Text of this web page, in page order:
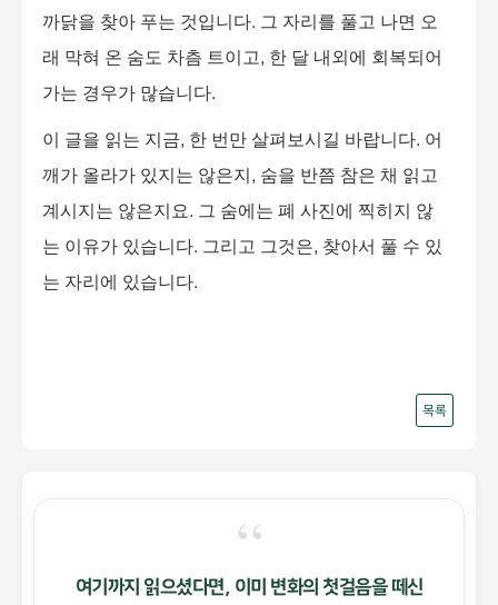
까닭을 찾아 푸는 것입니다. 그 자리를 풀고 나면 오
래 막혀 온 숨도 차츰 트이고, 한 달 내외에 회복되어
가는 경우가 많습니다.
이 글을 읽는 지금, 한 번만 살펴보시길 바랍니다. 어
깨가 올라가 있지는 않은지 , 숨을 반쯤 참은 채 읽고
계시지는 않은지요. 그 숨에는 폐 사진에 찍히지 않
는 이유가 있습니다. 그리고 그것은, 찾아서 풀 수 있
는 자리에 있습니다.
목록
“
여기까지 읽으셨다면, 이미 변화의 첫걸음을 떼신